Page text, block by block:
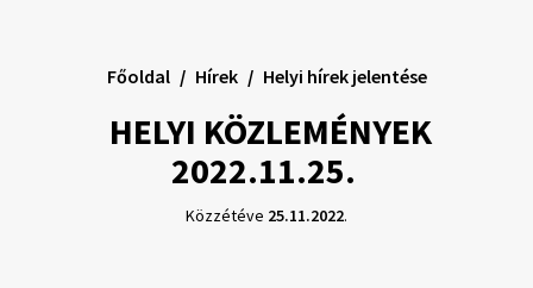
HELYI KÖZLEMÉNYEK
2022.11.25.
Főoldal Hírek Helyi hírek jelentése
Közzétéve 25.11.2022.